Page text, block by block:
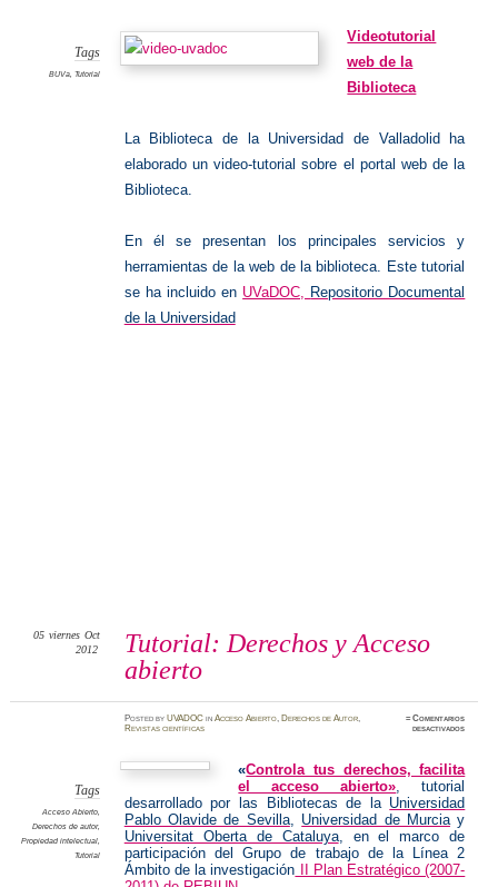
Tags
BUVa, Tutorial
Videotutorial
web de la
Biblioteca
La Biblioteca de la Universidad de Valladolid ha
elaborado un video-tutorial sobre el portal web de la
Biblioteca.
En él se presentan los principales servicios y
herramientas de la web de la biblioteca. Este tutorial
se ha incluido en UVaDOC, Repositorio Documental
de la Universidad
Tutorial: Derechos y Acceso
abierto
05 viernes Oct
2012
PostedbyUVADOC inAcceso Abierto, Derechos de Autor,
Revistas científicas
≈Comentarios
desactivadosen
Acceso
abierto
Tags
Acceso Abierto,
Derechos de autor,
Propiedad intelectual,
Tutorial
«Controla tus derechos, facilita
el acceso abierto», tutorial
desarrollado por las Bibliotecas de la Universidad
Pablo Olavide de Sevilla, Universidad de Murciay
Universitat Oberta de Cataluya, en el marco de
participación del Grupo de trabajo de la Línea 2
Ámbito de la investigación II Plan Estratégico (2007-